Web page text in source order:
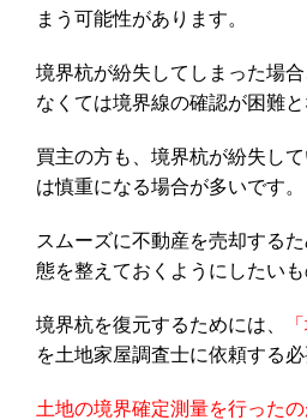
まう可能性があります。
境界杭が紛失してしまった場
なくては境界線の確認が困難と
買主の方も、境界杭が紛失し
は慎重になる場合が多いです。
スムーズに不動産を売却する
態を整えておくようにしたいも
境界杭を復元するためには、
を土地家屋調査士に依頼する必
土地の境界確定測量を行った